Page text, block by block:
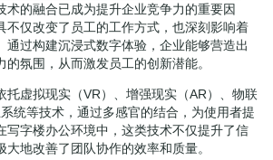
术的融合已成为提升企业竞争力的重要因
不仅改变了员工的工作方式，也深刻影响着
通过构建沉浸式数字体验，企业能够营造出
氛围，从而激发员工的创新潜能。
托虚拟现实（VR）、增强现实（AR）、物联
统等技术，通过多感官的结合，为使用者提
写字楼办公环境中，这类技术不仅提升了信
地改善了团队协作的效率和质量。